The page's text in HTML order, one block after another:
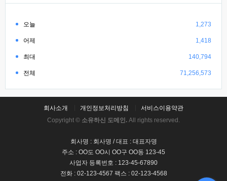
오늘 1,273
어제 1,418
최대 140,794
전체 71,256,573
회사소개 개인정보처리방침
서비스이용약관
Copyright © 소유하신 도메인. All rights reserved.
회사명 : 회사명 / 대표 : 대표자명
주소 : OO도 OO시 OO구 OO동 123-45
사업자 등록번호 : 123-45-67890
전화 : 02-123-4567 팩스 : 02-123-4568